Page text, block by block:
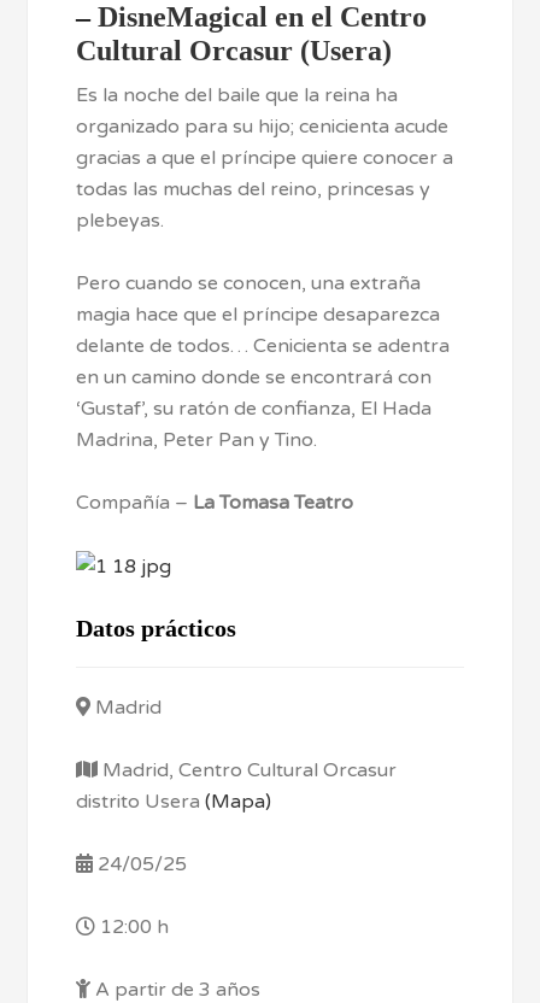
–DisneMagical en el Centro
Cultural Orcasur (Usera)
Es la noche del baile que la reina ha
organizado para su hijo; cenicienta acude
gracias a que el príncipe quiere conocer a
todas las muchas del reino, princesas y
plebeyas.
Pero cuando se conocen, una extraña
magia hace que el príncipe desaparezca
delante de todos… Cenicienta se adentra
en un camino donde se encontrará con
‘Gustaf’, su ratón de confianza, El Hada
Madrina, Peter Pan y Tino.
Compañía – La Tomasa Teatro
Datos prácticos
Madrid
Madrid, Centro Cultural Orcasur
distrito Usera(Mapa)
24/05/25
12:00 h
A partir de 3 años